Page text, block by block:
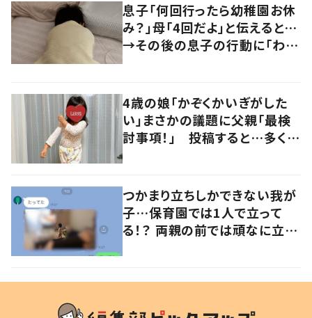
息子「何回行ったら幼稚園お休
み？」母「4回だよ」と伝えると…
→その後の息子の行動に「わか
4歳の娘「かぞくかいぎがした
い」まさかの議題に父親「最検
討事項！」 投稿すると…多くの
つかまり立ちしかできない我が
子…保育園では1人で立って
る！？ 両親の前では頑なに立た